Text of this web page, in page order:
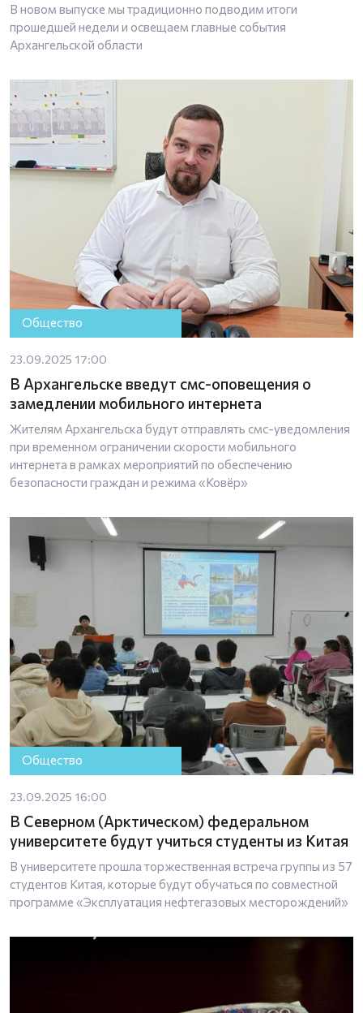
В новом выпуске мы традиционно подводим итоги
прошедшей недели и освещаем главные события
Архангельской области
Общество
23.09.2025 17:00
В Архангельске введут смс-оповещения о
замедлении мобильного интернета
Жителям Архангельска будут отправлять смс-уведомления
при временном ограничении скорости мобильного
интернета в рамках мероприятий по обеспечению
безопасности граждан и режима «Ковёр»
Общество
23.09.2025 16:00
В Северном (Арктическом) федеральном
университете будут учиться студенты из Китая
В университете прошла торжественная встреча группы из 57
студентов Китая, которые будут обучаться по совместной
программе «Эксплуатация нефтегазовых месторождений»